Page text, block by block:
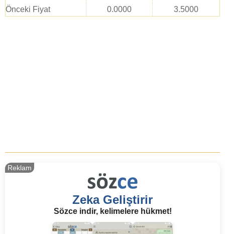
Önceki Fiyat 0.0000 3.5000
Zeka Geliştirir
Sözce indir, kelimelere hükmet!
Reklam